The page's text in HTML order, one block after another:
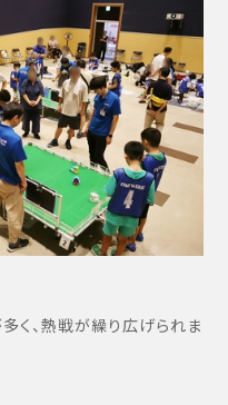
く、熱戦が繰り広げられま